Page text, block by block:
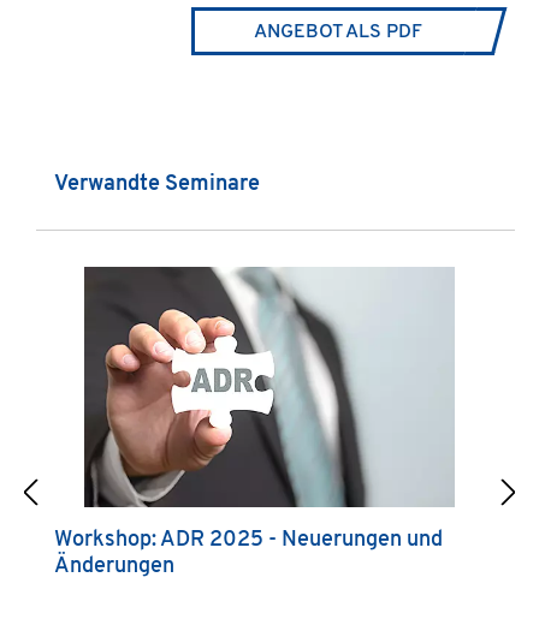
ANGEBOT ALS PDF
Produktgalerie überspringen
Verwandte Seminare
Workshop: ADR 2025 - Neuerungen und
Änderungen